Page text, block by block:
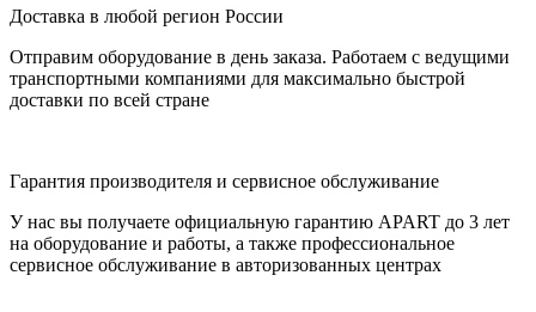
Доставка в любой регион России
Отправим оборудование в день заказа. Работаем с ведущими
транспортными компаниями для максимально быстрой
доставки по всей стране
Гарантия производителя и сервисное обслуживание
У нас вы получаете официальную гарантию APART до 3 лет
на оборудование и работы, а также профессиональное
сервисное обслуживание в авторизованных центрах